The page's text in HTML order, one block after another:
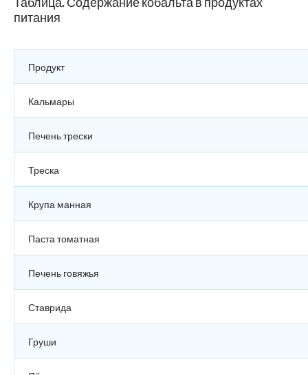
питания
Продукт
Кальмары
Печень трески
Треска
Крупа манная
Паста томатная
Печень говяжья
Ставрида
Груши